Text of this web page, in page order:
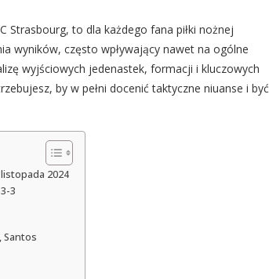
Strasbourg, to dla każdego fana piłki nożnej
wyników, często wpływający nawet na ogólne
wyjściowych jedenastek, formacji i kluczowych
by w pełni docenić taktyczne niuanse i być
2024
3
Santos